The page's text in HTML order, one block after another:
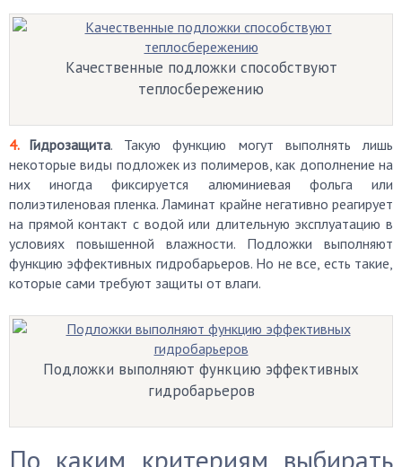
Качественные подложки способствуют
теплосбережению
Гидрозащита. Такую функцию могут выполнять лишь
некоторые виды подложек из полимеров, как дополнение на
них иногда фиксируется алюминиевая фольга или
полиэтиленовая пленка. Ламинат крайне негативно реагирует
на прямой контакт с водой или длительную эксплуатацию в
условиях повышенной влажности. Подложки выполняют
функцию эффективных гидробарьеров. Но не все, есть такие,
которые сами требуют защиты от влаги.
Подложки выполняют функцию эффективных
гидробарьеров
По каким критериям выбирать